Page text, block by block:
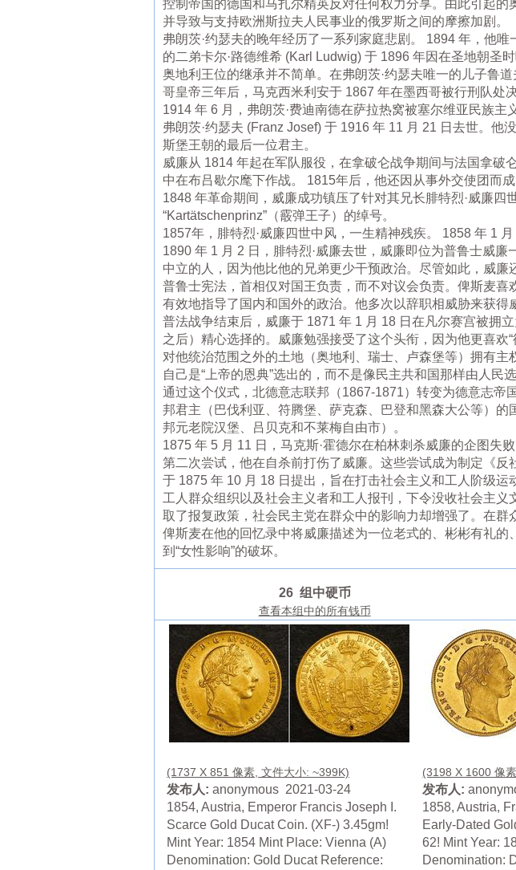
控制帝国的德国和马扎尔精英反对任何权力分享。由此引起
并导致与支持欧洲斯拉夫人民事业的俄罗斯之间的摩擦加剧。
弗朗茨·约瑟夫的晚年经历了一系列家庭悲剧。 1894 年，他
的二弟卡尔·路德维希 (Karl Ludwig) 于 1896 年因在圣地朝圣
奥地利王位的继承并不简单。在弗朗茨·约瑟夫唯一的儿子鲁
哥皇帝三年后，马克西米利安于 1867 年在墨西哥被行刑队处
1914 年 6 月，弗朗茨·费迪南德在萨拉热窝被塞尔维亚民族
弗朗茨·约瑟夫 (Franz Josef) 于 1916 年 11 月 21 日去世。
斯堡王朝的最后一位君主。
威廉从 1814 年起在军队服役，在拿破仑战争期间与法国拿
中在布吕歇尔麾下作战。 1815年后，他还因从事外交使团而成
1848 年革命期间，威廉成功镇压了针对其兄长腓特烈·威廉
“Kartätschenprinz”（霰弹王子）的绰号。
1857年，腓特烈·威廉四世中风，一生精神残疾。 1858 年 1
1890 年 1 月 2 日，腓特烈·威廉去世，威廉即位为普鲁士威
中立的人，因为他比他的兄弟更少干预政治。尽管如此，威
普鲁士宪法，首相仅对国王负责，而不对议会负责。俾斯麦
有效地指导了国内和国外的政治。他多次以辞职相威胁来获得
普法战争结束后，威廉于 1871 年 1 月 18 日在凡尔赛宫被拥
之后）精心选择的。威廉勉强接受了这个头衔，因为他更喜
对他统治范围之外的土地（奥地利、瑞士、卢森堡等）拥有
自己是“上帝的恩典”选出的，而不是像民主共和国那样由人民选
通过这个仪式，北德意志联邦（1867-1871）转变为德意志帝
邦君主（巴伐利亚、符腾堡、萨克森、巴登和黑森大公等）
邦元老院汉堡、吕贝克和不莱梅自由市）。
1875 年 5 月 11 日，马克斯·霍德尔在柏林刺杀威廉的企图失
第二次尝试，他在自杀前打伤了威廉。这些尝试成为制定《
于 1875 年 10 月 18 日提出，旨在打击社会主义和工人阶级
工人群众组织以及社会主义者和工人报刊，下令没收社会主
取了报复政策，社会民主党在群众中的影响力却增强了。在群
俾斯麦在他的回忆录中将威廉描述为一位老式的、彬彬有礼
到“女性影响”的破坏。
26 组中硬币
查看本组中的所有钱币
(1737 X 851 像素, 文件大小: ~399K)
发布人: anonymous 2021-03-24
1854, Austria, Emperor Francis Joseph I.
Scarce Gold Ducat Coin. (XF-) 3.45gm!
Mint Year: 1854 Mint Place: Vienna (A)
Denomination: Gold Ducat Reference:
(3198 X 1600 像
发布人:
1858, Austria,
Early-Dated
62! Mint Year:
Denomination: